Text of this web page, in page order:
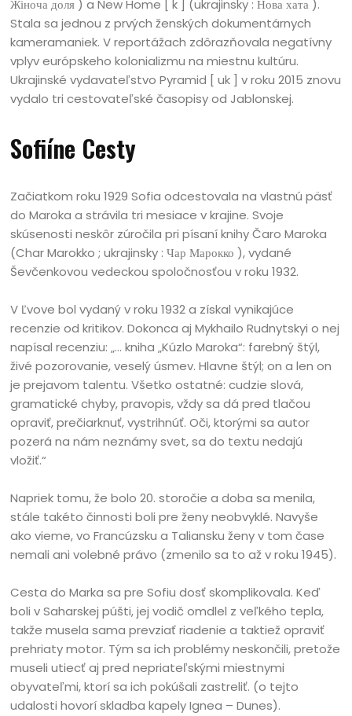
Жіноча доля ) a New Home [ k ] (ukrajinsky : Нова хата ).
Stala sa jednou z prvých ženských dokumentárnych
kameramaniek. V reportážach zdôrazňovala negatívny
vplyv európskeho kolonializmu na miestnu kultúru.
Ukrajinské vydavateľstvo Pyramid [ uk ] v roku 2015 znovu
vydalo tri cestovateľské časopisy od Jablonskej.
Sofiíne Cesty
Začiatkom roku 1929 Sofia odcestovala na vlastnú päsť
do Maroka a strávila tri mesiace v krajine. Svoje
skúsenosti neskôr zúročila pri písaní knihy Čaro Maroka
(Char Marokko ; ukrajinsky : Чар Марокко ), vydané
Ševčenkovou vedeckou spoločnosťou v roku 1932.
V Ľvove bol vydaný v roku 1932 a získal vynikajúce
recenzie od kritikov. Dokonca aj Mykhailo Rudnytskyi o nej
napísal recenziu: „… kniha „Kúzlo Maroka“: farebný štýl,
živé pozorovanie, veselý úsmev. Hlavne štýl; on a len on
je prejavom talentu. Všetko ostatné: cudzie slová,
gramatické chyby, pravopis, vždy sa dá pred tlačou
opraviť, prečiarknuť, vystrihnúť. Oči, ktorými sa autor
pozerá na nám neznámy svet, sa do textu nedajú
vložiť.“
Napriek tomu, že bolo 20. storočie a doba sa menila,
stále takéto činnosti boli pre ženy neobvyklé. Navyše
ako vieme, vo Francúzsku a Taliansku ženy v tom čase
nemali ani volebné právo (zmenilo sa to až v roku 1945).
Cesta do Marka sa pre Sofiu dosť skomplikovala. Keď
boli v Saharskej púšti, jej vodič omdlel z veľkého tepla,
takže musela sama prevziať riadenie a taktiež opraviť
prehriaty motor. Tým sa ich problémy neskončili, pretože
museli utiecť aj pred nepriateľskými miestnymi
obyvateľmi, ktorí sa ich pokúšali zastreliť. (o tejto
udalosti hovorí skladba kapely Ignea – Dunes).